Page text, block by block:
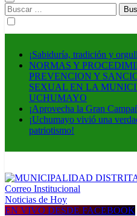
Buscar:
¡Sabiduría, tradición y
NORMAS Y
PREVENCION Y
SEXUAL EN LA
UCHUMAYO
¡Aprovecha la Gran
¡Uchumayo vivió una
patriotismo!
MUNICIPALIDAD DISTRITAL
Construyendo una nueva Historia
Correo Institucional
Noticias de Hoy
EN VIVO DESDE FACEBOOK